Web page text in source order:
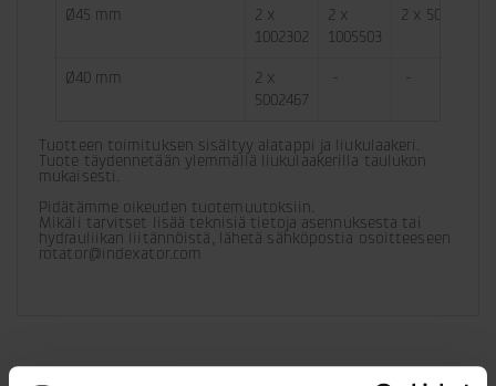
Ø45 mm
2 x
1002302
2 x
1005503
2 x 5006683
Ø40 mm
2 x
5002467
- -
Tuotteen toimituksen sisältyy alatappi ja liukulaakeri.
Tuote täydennetään ylemmällä liukulaakerilla taulukon
mukaisesti.
Pidätämme oikeuden tuotemuutoksiin.
Mikäli tarvitset lisää teknisiä tietoja asennuksesta tai
hydrauliikan liitännöistä, lähetä sähköpostia osoitteeseen
rotator@indexator.com